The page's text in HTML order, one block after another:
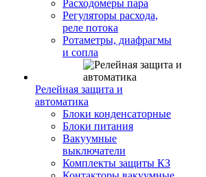
Расходомеры пара
Регуляторы расхода,
реле потока
Ротаметры, диафрагмы
и сопла
Релейная защита и
автоматика
Блоки конденсаторные
Блоки питания
Вакуумные
выключатели
Комплекты защиты КЗ